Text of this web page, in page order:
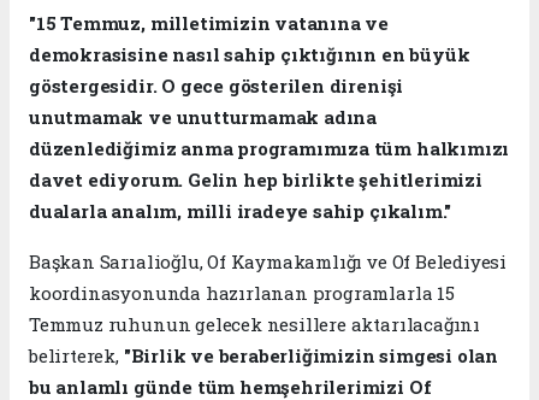
"15 Temmuz, milletimizin vatanına ve
demokrasisine nasıl sahip çıktığının en büyük
göstergesidir. O gece gösterilen direnişi
unutmamak ve unutturmamak adına
düzenlediğimiz anma programımıza tüm halkımızı
davet ediyorum. Gelin hep birlikte şehitlerimizi
dualarla analım, milli iradeye sahip çıkalım."
Başkan Sarıalioğlu, Of Kaymakamlığı ve Of Belediyesi
koordinasyonunda hazırlanan programlarla 15
Temmuz ruhunun gelecek nesillere aktarılacağını
belirterek, "Birlik ve beraberliğimizin simgesi olan
bu anlamlı günde tüm hemşehrilerimizi Of